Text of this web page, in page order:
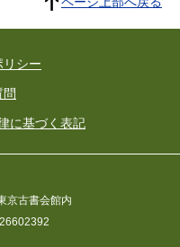
リシー
に基づく表記
京古書会館内